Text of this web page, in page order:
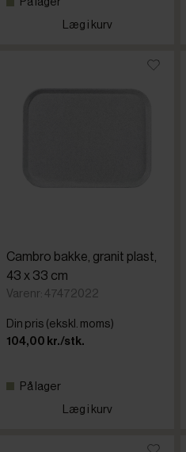
Læg i kurv
Cambro bakke, granit plast,
43 x 33 cm
Varenr: 47472022
Din pris (ekskl. moms)
104,00 kr./stk.
På lager
Læg i kurv